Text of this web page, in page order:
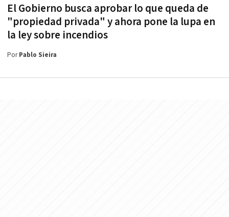
El Gobierno busca aprobar lo que queda de
"propiedad privada" y ahora pone la lupa en
la ley sobre incendios
PorPablo Sieira